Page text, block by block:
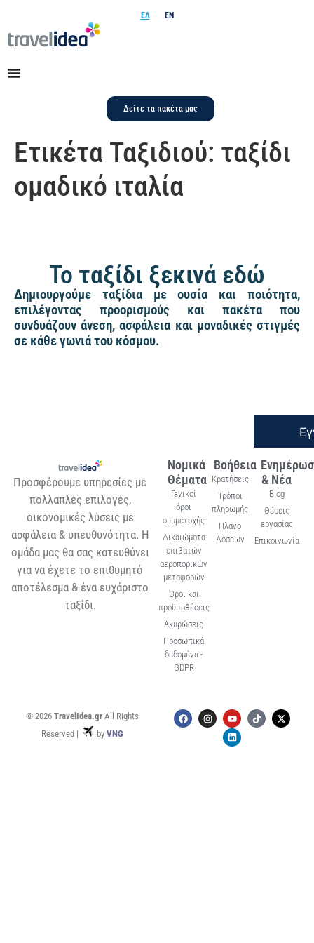
ΕΛ EN
Δείτε τα πακέτα μας
Ετικέτα Ταξιδιού: ταξίδι
ομαδικό ιταλία
Το ταξίδι ξεκινά εδώ
Δημιουργούμε ταξίδια με ουσία και ποιότητα,
επιλέγοντας προορισμούς και πακέτα που
συνδυάζουν άνεση, ασφάλεια και μοναδικές στιγμές
σε κάθε γωνιά του κόσμου.
Προσφέρουμε υπηρεσίες με
πολλαπλές επιλογές,
οικονομικές λύσεις με
ασφάλεια & υπευθυνότητα. Η
ομάδα μας θα σας κατευθύνει
για να έχετε το επιθυμητό
αποτέλεσμα & ένα ευχάριστο
ταξίδι.
Νομικά
Θέματα
Γενικοί
όροι
συμμετοχής
Δικαιώματα
επιβατών
αεροπορικών
μεταφορών
Όροι και
προϋποθέσεις
Ακυρώσεις
Προσωπικά
δεδομένα -
GDPR
Βοήθεια
Κρατήσεις
Τρόποι
πληρωμής
Πλάνο
Δόσεων
& Νέα
Blog
Θέσεις
εργασίας
Επικοινωνία
© 2026 TravelIdea.grAll Rights
Reserved |
by VNG